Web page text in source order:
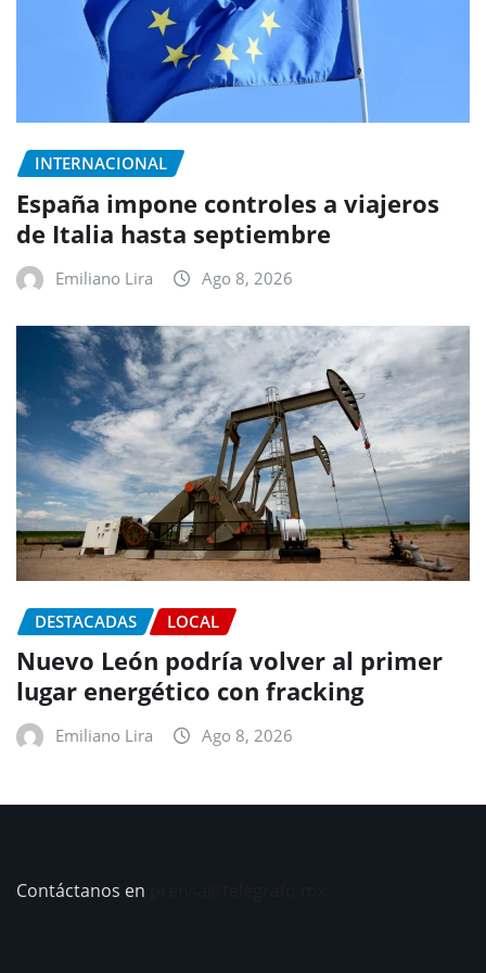
INTERNACIONAL
España impone controles a viajeros
de Italia hasta septiembre
Emiliano Lira Ago 8, 2026
DESTACADAS LOCAL
Nuevo León podría volver al primer
lugar energético con fracking
Emiliano Lira Ago 8, 2026
Contáctanos en